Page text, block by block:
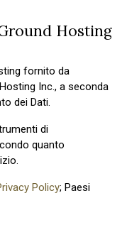
Hosting
fornito da
Inc., a seconda
dei Dati.
di
quanto
Policy; Paesi